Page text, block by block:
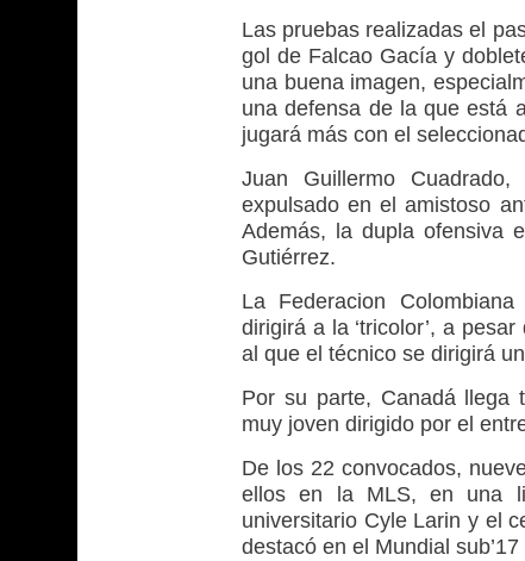
Las pruebas realizadas el
gol de Falcao Gacía y
una buena imagen,
una defensa de la que está
jugará más con el
Juan Guillermo
expulsado en el amistoso
Además, la dupla ofensiva
Gutiérrez.
La Federacion
dirigirá a la ‘tricolor’, a
al que el técnico se dirigirá
Por su parte, Canadá llega
muy joven dirigido por el
De los 22 convocados,
ellos en la MLS, en una
universitario Cyle Larin y el
destacó en el Mundial